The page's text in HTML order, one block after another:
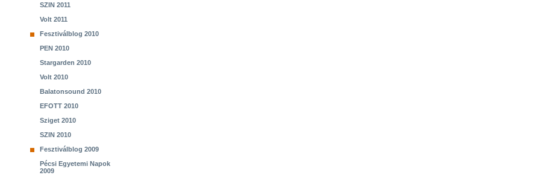
SZIN 2011
Volt 2011
Fesztiválblog 2010
PEN 2010
Stargarden 2010
Volt 2010
Balatonsound 2010
EFOTT 2010
Sziget 2010
SZIN 2010
Fesztiválblog 2009
Pécsi Egyetemi Napok
2009